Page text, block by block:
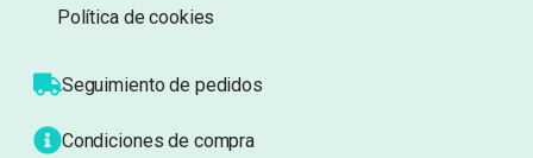
Política de cookies
Seguimiento de pedidos
Condiciones de compra